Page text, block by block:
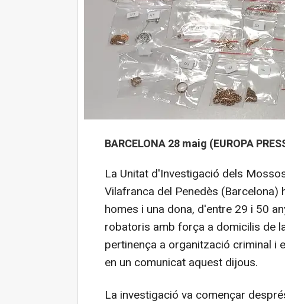
BARCELONA 28 maig (EUROPA
La Unitat d'Investigació dels
Vilafranca del Penedès
homes i una dona, d'entre 29 i 50
robatoris amb força a domicilis de
pertinença a organització criminal i
en un comunicat aquest dijous.
La investigació va començar